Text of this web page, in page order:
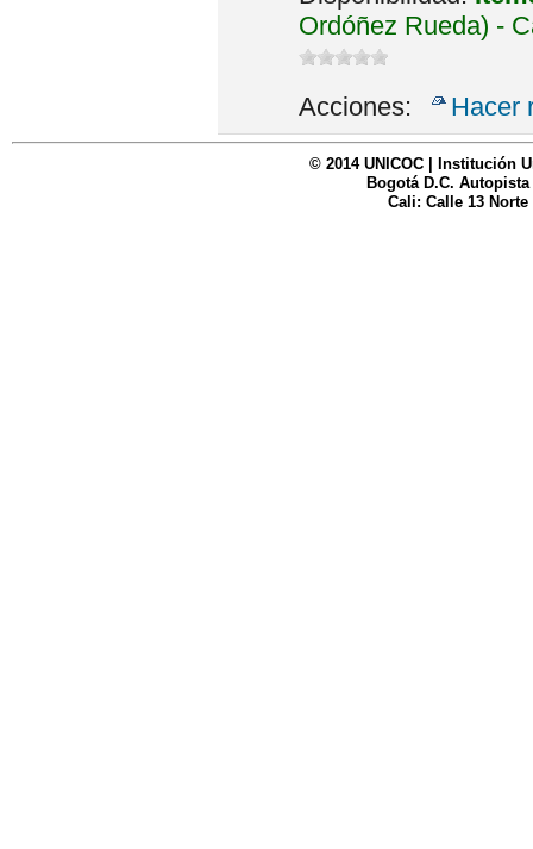
Ordóñez Rueda) -
Acciones: Hacer
© 2014 UNICOC | Institución
Bogotá D.C. Autopista
Cali: Calle 13 Norte